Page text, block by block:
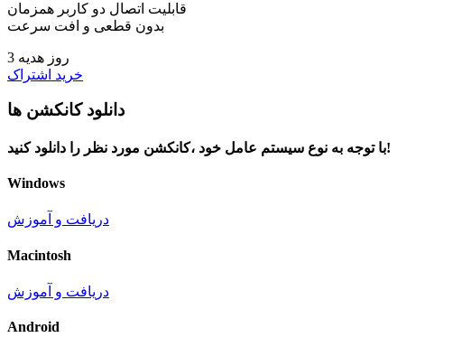
قابلیت اتصال دو کاربر همزمان
بدون قطعی و افت سرعت
3 روز هدیه
خرید اشتراک
دانلود کانکشن ها
با توجه به نوع سیستم عامل خود ،کانکشن مورد نظر را دانلود کنید!
Windows
دریافت و آموزش
Macintosh
دریافت و آموزش
Android